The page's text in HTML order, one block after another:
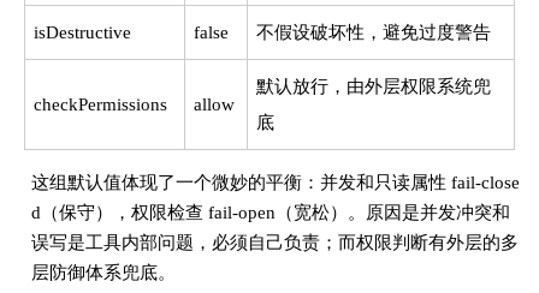
isDestructive false 不假设破坏性，避免过度警告
checkPermissions allow
默认放行，由外层权限系统兜
底
这组默认值体现了一个微妙的平衡：并发和只读属性 fail-close
d（保守），权限检查 fail-open（宽松）。原因是并发冲突和
误写是工具内部问题，必须自己负责；而权限判断有外层的多
层防御体系兜底。